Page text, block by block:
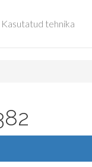
Kasutatud tehnika